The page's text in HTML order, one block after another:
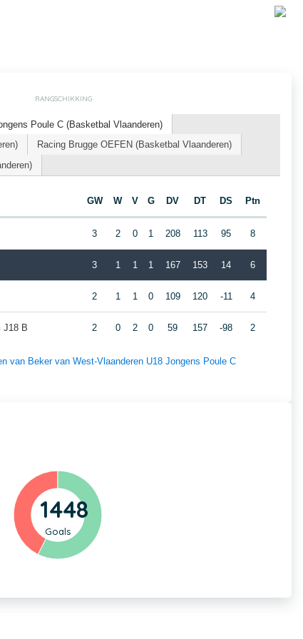
RANGSCHIKKING
Poule C (Basketbal Vlaanderen)
Racing Brugge OEFEN (Basketbal Vlaanderen)
GW W V G DV DT DS Ptn
3 2 0 1 208 113 95 8
3 1 1 1 167 153 14 6
2 1 1 0 109 120 -11 4
J18 B 2 0 2 0 59 157 -98 2
van Beker van West-Vlaanderen U18 Jongens Poule C
1448
Goals